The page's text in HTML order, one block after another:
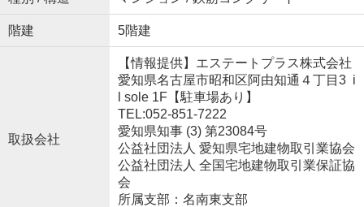
階建 5階建
取扱会社
【情報提供】エステートプラス株式会社
愛知県名古屋市昭和区阿由知通４丁目3 i
l sole 1F【駐車場あり】
TEL:052-851-7222
愛知県知事 (3) 第23084号
公益社団法人 愛知県宅地建物取引業協会
公益社団法人 全国宅地建物取引業保証協
会
所属支部：名南東支部